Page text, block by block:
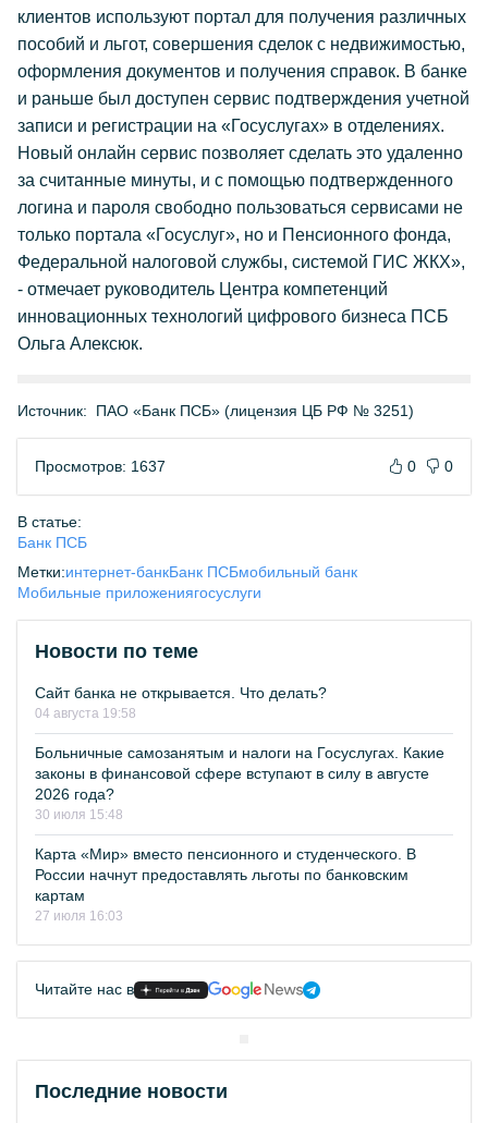
клиентов используют портал для получения различных
пособий и льгот, совершения сделок с недвижимостью,
оформления документов и получения справок. В банке
и раньше был доступен сервис подтверждения учетной
записи и регистрации на «Госуслугах» в отделениях.
Новый онлайн сервис позволяет сделать это удаленно
за считанные минуты, и с помощью подтвержденного
логина и пароля свободно пользоваться сервисами не
только портала «Госуслуг», но и Пенсионного фонда,
Федеральной налоговой службы, системой ГИС ЖКХ»,
- отмечает руководитель Центра компетенций
инновационных технологий цифрового бизнеса ПСБ
Ольга Алексюк.
Источник: ПАО «Банк ПСБ» (лицензия ЦБ РФ № 3251)
Просмотров: 1637 0 0
В статье:
Банк ПСБ
Метки:интернет-банкБанк ПСБмобильный банк
Мобильные приложениягосуслуги
Новости по теме
Сайт банка не открывается. Что делать?
04 августа 19:58
Больничные самозанятым и налоги на Госуслугах. Какие
законы в финансовой сфере вступают в силу в августе
2026 года?
30 июля 15:48
Карта «Мир» вместо пенсионного и студенческого. В
России начнут предоставлять льготы по банковским
картам
27 июля 16:03
Читайте нас в
Последние новости